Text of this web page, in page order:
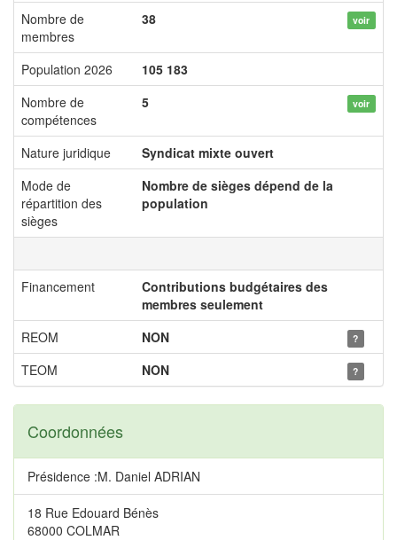
Nombre de
membres
38 voir
Population 2026
105 183
Nombre de
compétences
5 voir
Nature juridique
Syndicat mixte ouvert
Mode de
répartition des
sièges
Nombre de sièges dépend de la
population
Financement
Contributions budgétaires des
membres seulement
REOM
NON ?
TEOM NON ?
Coordonnées
Présidence :M. Daniel ADRIAN
18 Rue Edouard Bénès
68000 COLMAR